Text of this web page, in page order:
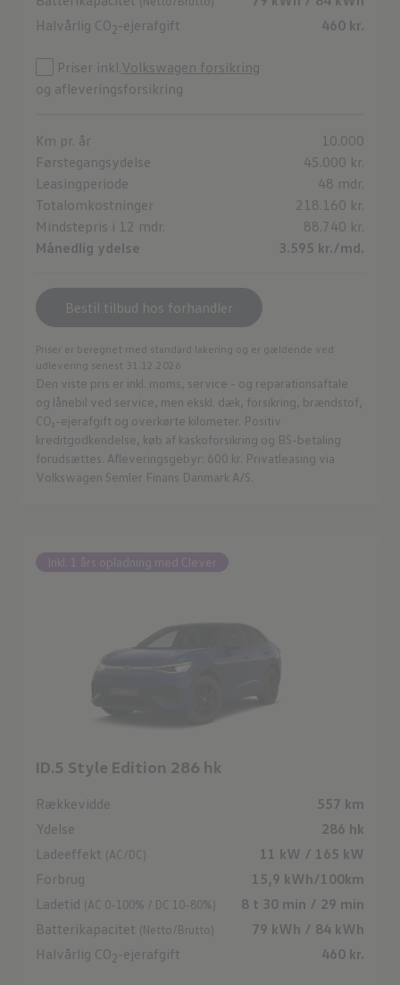
460 kr.
Halvårlig CO2-ejerafgift
Priser inkl.Volkswagen forsikring
og afleveringsforsikring
Km pr. år
10.000
Førstegangsydelse
45.000 kr.
Leasingperiode
48 mdr.
Totalomkostninger
218.160 kr.
Mindstepris i 12 mdr.
88.740 kr.
Månedlig ydelse
3.595 kr./md.
Bestil tilbud hos forhandler
Priser er beregnet med standard lakering og er gældende ved
udlevering senest 31.12.2026
Den viste pris er inkl. moms, service - og reparationsaftale
og lånebil ved service, men ekskl. dæk, forsikring, brændstof,
CO₂-ejerafgift og overkørte kilometer. Positiv
kreditgodkendelse, køb af kaskoforsikring og BS-betaling
forudsættes. Afleveringsgebyr: 600 kr. Privatleasing via
Volkswagen Semler Finans Danmark A/S.
Inkl. 1 års opladning med Clever
ID.5 Style Edition 286 hk
557 km
Rækkevidde
286 hk
Ydelse
11 kW / 165 kW
Ladeeffekt (AC/DC)
15,9 kWh/100km
Forbrug
8 t 30 min / 29 min
Ladetid (AC 0-100% / DC 10-80%)
79 kWh / 84 kWh
Batterikapacitet (Netto/Brutto)
460 kr.
Halvårlig CO2-ejerafgift